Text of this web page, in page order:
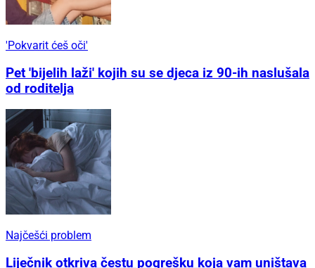
'Pokvarit ćeš oči'
Pet 'bijelih laži' kojih su se djeca iz 90-ih naslušala
od roditelja
Najčešći problem
Liječnik otkriva čestu pogrešku koja vam uništava